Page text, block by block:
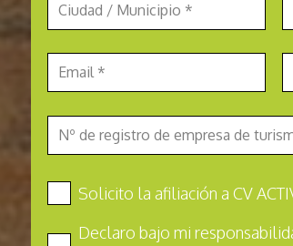
Solicito la afiliación a CV
Declaro bajo mi